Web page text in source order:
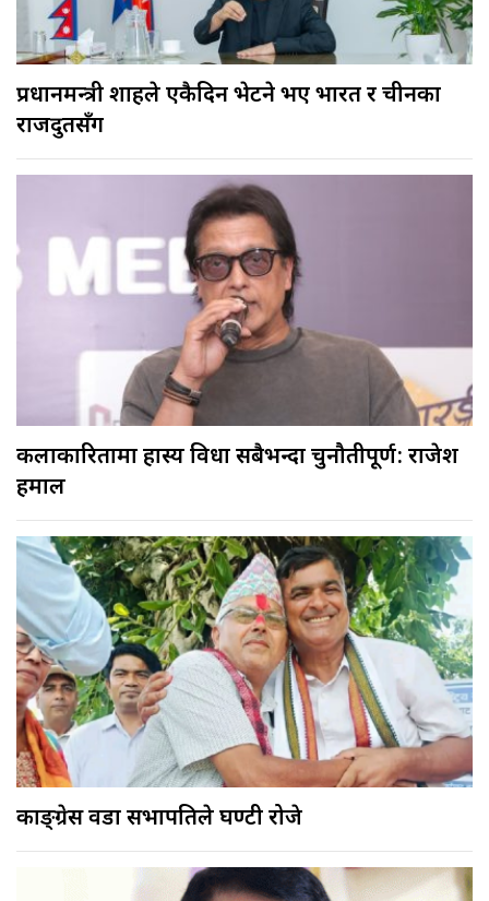
प्रधानमन्त्री शाहले एकैदिन भेटने भए भारत र चीनका
राजदुतसँग
कलाकारितामा हास्य विधा सबैभन्दा चुनौतीपूर्ण: राजेश
हमाल
काङ्ग्रेस वडा सभापतिले घण्टी रोजे